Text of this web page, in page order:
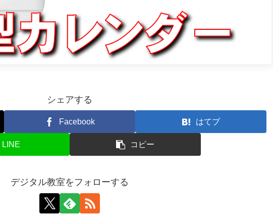
シェアする
Facebook はてブ
LINE コピー
デジタル教室をフォローする